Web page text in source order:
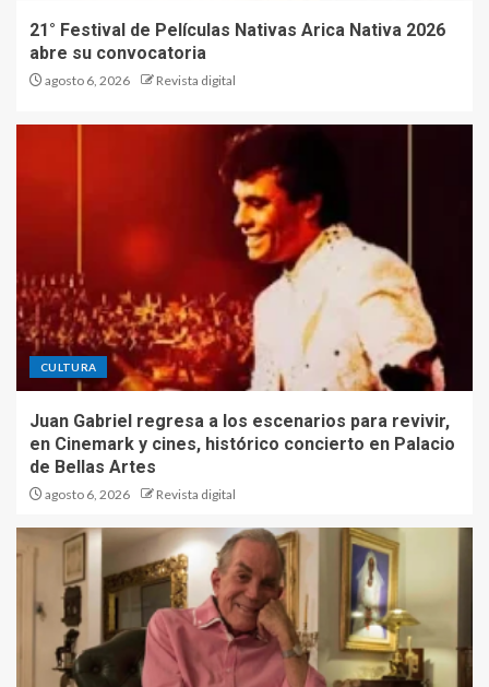
21° Festival de Películas Nativas Arica Nativa 2026
abre su convocatoria
agosto 6, 2026 Revista digital
CULTURA
Juan Gabriel regresa a los escenarios para revivir,
en Cinemark y cines, histórico concierto en Palacio
de Bellas Artes
agosto 6, 2026 Revista digital